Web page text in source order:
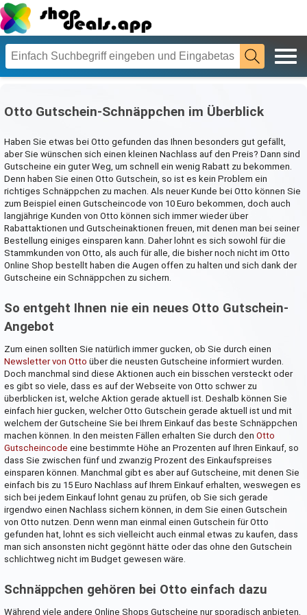
Otto Gutschein-Schnäppchen im Überblick
Haben Sie etwas bei Otto gefunden das Ihnen besonders gut gefällt,
aber Sie wünschen sich einen kleinen Nachlass auf den Preis? Dann sind
Gutscheine ein guter Weg, um schnell ein wenig Rabatt zu bekommen.
Denn haben Sie einen Otto Gutschein, so ist es kein Problem ein
richtiges Schnäppchen zu machen. Als neuer Kunde bei Otto können Sie
zum Beispiel einen Gutscheincode von 10 Euro bekommen, doch auch
langjährige Kunden von Otto können sich immer wieder über
Rabattaktionen und Gutscheinaktionen freuen, mit denen man bei seiner
Bestellung einiges einsparen kann. Daher lohnt es sich sowohl für die
Stammkunden von Otto, als auch für alle, die bisher noch nicht im Otto
Online Shop bestellt haben die Augen offen zu halten und sich dank der
Gutscheine ein Schnäppchen zu sichern.
So entgeht Ihnen nie ein neues Otto Gutschein-
Angebot
Zum einen sollten Sie natürlich immer gucken, ob Sie durch einen
Newsletter von Otto über die neusten Gutscheine informiert wurden.
Doch manchmal sind diese Aktionen auch ein bisschen versteckt oder
es gibt so viele, dass es auf der Webseite von Otto schwer zu
überblicken ist, welche Aktion gerade aktuell ist. Deshalb können Sie
einfach hier gucken, welcher Otto Gutschein gerade aktuell ist und mit
welchem der Gutscheine Sie bei Ihrem Einkauf das beste Schnäppchen
machen können. In den meisten Fällen erhalten Sie durch den Otto
Gutscheincode eine bestimmte Höhe an Prozenten auf Ihren Einkauf, so
dass Sie zwischen fünf und zwanzig Prozent des Einkaufspreises
einsparen können. Manchmal gibt es aber auf Gutscheine, mit denen Sie
einfach bis zu 15 Euro Nachlass auf Ihrem Einkauf erhalten, weswegen es
sich bei jedem Einkauf lohnt genau zu prüfen, ob Sie sich gerade
irgendwo einen Nachlass sichern können, in dem Sie einen Gutschein
von Otto nutzen. Denn wenn man einmal einen Gutschein für Otto
gefunden hat, lohnt es sich vielleicht auch einmal etwas zu kaufen, dass
man sich ansonsten nicht gegönnt hätte oder das ohne den Gutschein
schlichtweg nicht im Budget gewesen wäre.
Schnäppchen gehören bei Otto einfach dazu
Während viele andere Online Shops Gutscheine nur sporadisch anbieten,